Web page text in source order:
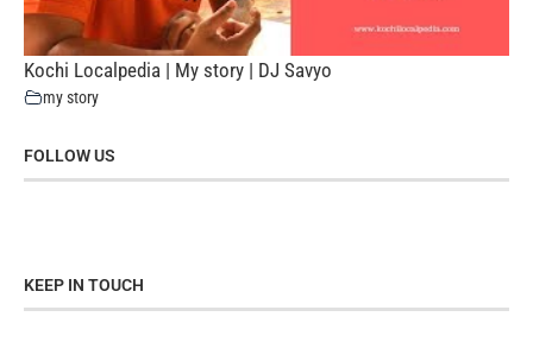
Kochi Localpedia | My story | DJ Savyo
my story
FOLLOW US
KEEP IN TOUCH